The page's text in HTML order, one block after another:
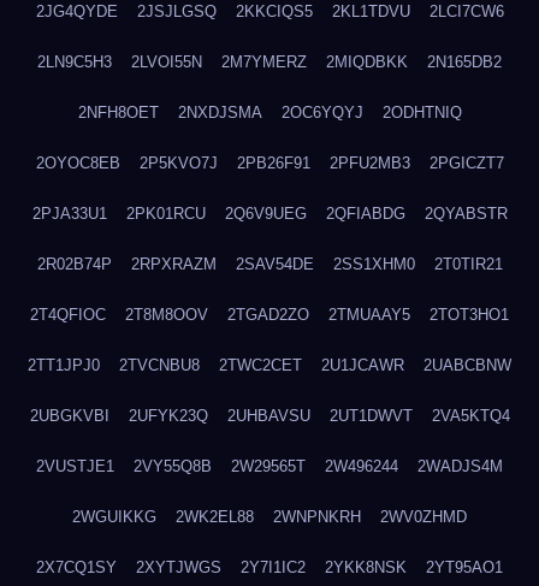
2JG4QYDE 2JSJLGSQ 2KKCIQS5 2KL1TDVU 2LCI7CW6
2LN9C5H3 2LVOI55N 2M7YMERZ 2MIQDBKK 2N165DB2
2NFH8OET 2NXDJSMA 2OC6YQYJ 2ODHTNIQ
2OYOC8EB 2P5KVO7J 2PB26F91 2PFU2MB3 2PGICZT7
2PJA33U1 2PK01RCU 2Q6V9UEG 2QFIABDG 2QYABSTR
2R02B74P 2RPXRAZM 2SAV54DE 2SS1XHM0 2T0TIR21
2T4QFIOC 2T8M8OOV 2TGAD2ZO 2TMUAAY5 2TOT3HO1
2TT1JPJ0 2TVCNBU8 2TWC2CET 2U1JCAWR 2UABCBNW
2UBGKVBI 2UFYK23Q 2UHBAVSU 2UT1DWVT 2VA5KTQ4
2VUSTJE1 2VY55Q8B 2W29565T 2W496244 2WADJS4M
2WGUIKKG 2WK2EL88 2WNPNKRH 2WV0ZHMD
2X7CQ1SY 2XYTJWGS 2Y7I1IC2 2YKK8NSK 2YT95AO1